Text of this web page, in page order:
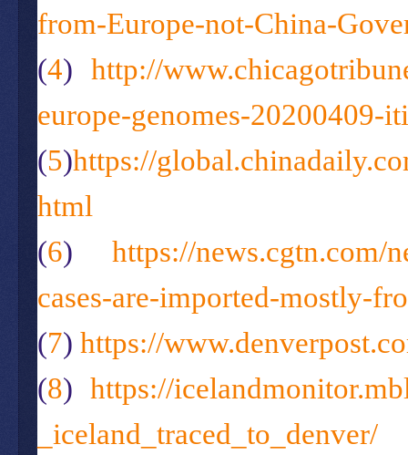
from-Europe-not-China-
(4) http://
europe-genomes-20200409-
(5)https://
html
(6) https://news.cgtn.com/
cases-are-imported-mostly-
(7) https://
(8) https://
_iceland_traced_to_denver/